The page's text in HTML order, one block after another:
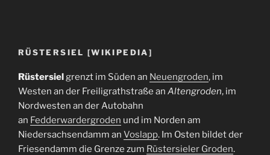
RÜSTERSIEL [WIKIPEDIA]
Rüstersiel grenzt im Süden an Neuengroden, im
Westen an der Freiligrathstraße an Altengroden, im
Nordwesten an der Autobahn
an Fedderwardergroden und im Norden am
Niedersachsendamm an Voslapp. Im Osten bildet der
Friesendamm die Grenze zum Rüstersieler Groden.